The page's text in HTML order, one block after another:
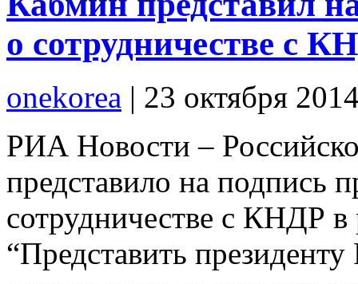
о сотрудничестве с
onekorea | 23 октября
РИА Новости –
представило на подпись
сотрудничестве с КНДР в
“Представить